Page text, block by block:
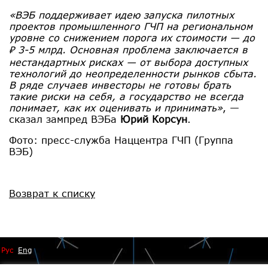
«ВЭБ поддерживает идею запуска пилотных
проектов промышленного ГЧП на региональном
уровне со снижением порога их стоимости — до
₽ 3-5 млрд. Основная проблема заключается в
нестандартных рисках — от выбора доступных
технологий до неопределенности рынков сбыта.
В ряде случаев инвесторы не готовы брать
такие риски на себя, а государство не всегда
понимает, как их оценивать и принимать», —
сказал зампред ВЭБа Юрий Корсун.
Фото: пресс-служба Наццентра ГЧП (Группа
ВЭБ)
Возврат к списку
Рус Eng